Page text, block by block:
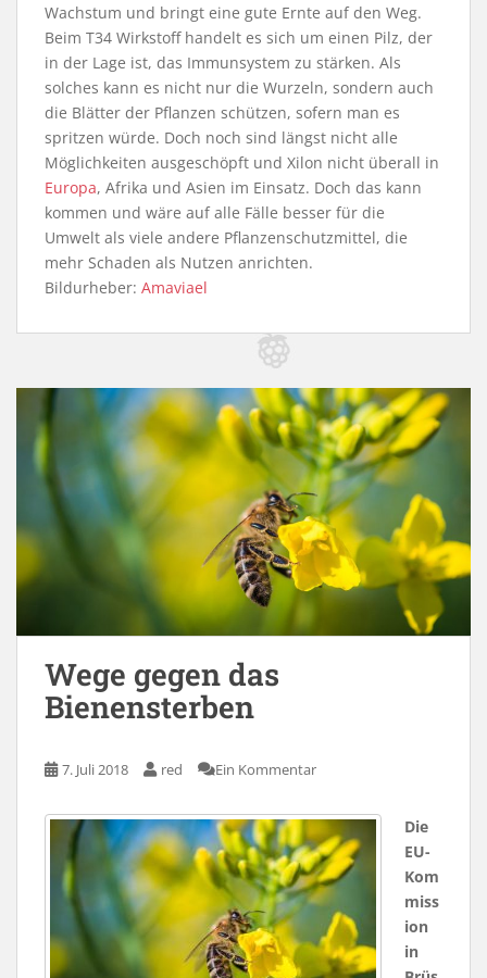
Wachstum und bringt eine gute Ernte auf den Weg.
Beim T34 Wirkstoff handelt es sich um einen Pilz, der
in der Lage ist, das Immunsystem zu stärken. Als
solches kann es nicht nur die Wurzeln, sondern auch
die Blätter der Pflanzen schützen, sofern man es
spritzen würde. Doch noch sind längst nicht alle
Möglichkeiten ausgeschöpft und Xilon nicht überall in
Europa, Afrika und Asien im Einsatz. Doch das kann
kommen und wäre auf alle Fälle besser für die
Umwelt als viele andere Pflanzenschutzmittel, die
mehr Schaden als Nutzen anrichten.
Bildurheber: Amaviael
Wege gegen das
Bienensterben
7. Juli 2018 red Ein Kommentar
Die
EU-
Kom
miss
ion
in